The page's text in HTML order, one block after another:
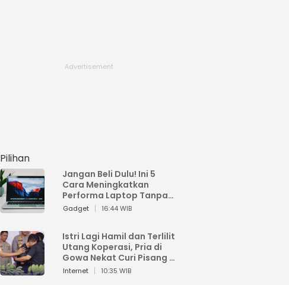
Pilihan
Jangan Beli Dulu! Ini 5
Cara Meningkatkan
Performa Laptop Tanpa
Harus Beli Baru
Gadget 16:44 WIB
Istri Lagi Hamil dan Terlilit
Utang Koperasi, Pria di
Gowa Nekat Curi Pisang 4
Tandan Milik Tetangga,
Internet 10:35 WIB